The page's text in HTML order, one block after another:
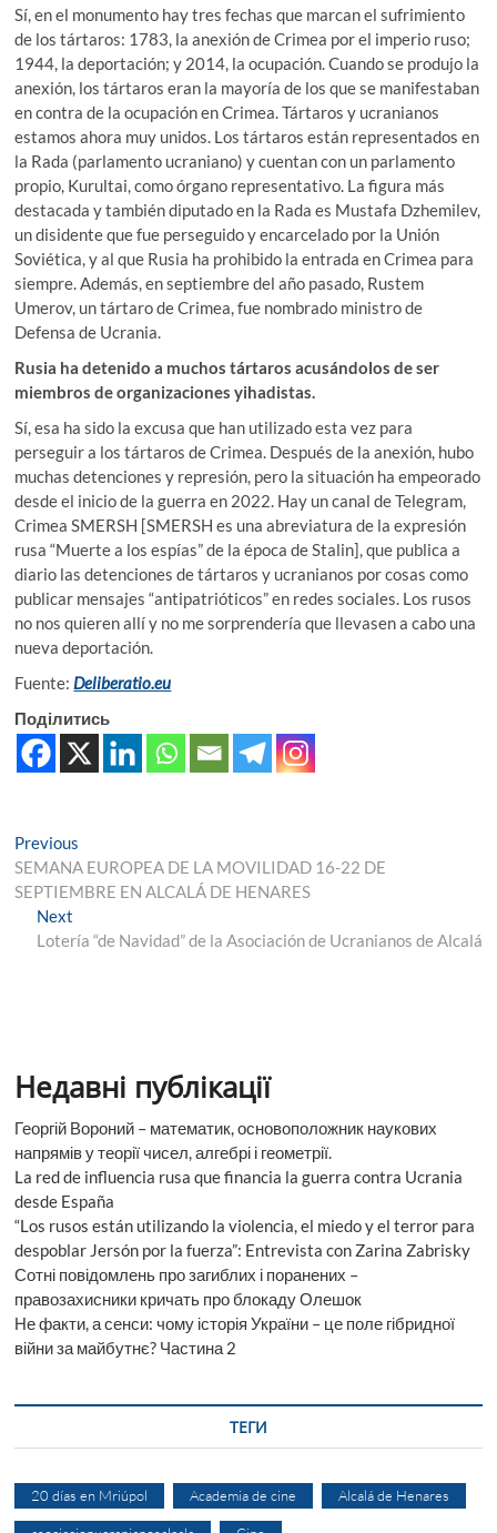
Sí, en el monumento hay tres fechas que marcan el sufrimiento
de los tártaros: 1783, la anexión de Crimea por el imperio ruso;
1944, la deportación; y 2014, la ocupación. Cuando se produjo la
anexión, los tártaros eran la mayoría de los que se manifestaban
en contra de la ocupación en Crimea. Tártaros y ucranianos
estamos ahora muy unidos. Los tártaros están representados en
la Rada (parlamento ucraniano) y cuentan con un parlamento
propio, Kurultai, como órgano representativo. La figura más
destacada y también diputado en la Rada es Mustafa Dzhemilev,
un disidente que fue perseguido y encarcelado por la Unión
Soviética, y al que Rusia ha prohibido la entrada en Crimea para
siempre. Además, en septiembre del año pasado, Rustem
Umerov, un tártaro de Crimea, fue nombrado ministro de
Defensa de Ucrania.
Rusia ha detenido a muchos tártaros acusándolos de ser
miembros de organizaciones yihadistas.
Sí, esa ha sido la excusa que han utilizado esta vez para
perseguir a los tártaros de Crimea. Después de la anexión, hubo
muchas detenciones y represión, pero la situación ha empeorado
desde el inicio de la guerra en 2022. Hay un canal de Telegram,
Crimea SMERSH [SMERSH es una abreviatura de la expresión
rusa “Muerte a los espías” de la época de Stalin], que publica a
diario las detenciones de tártaros y ucranianos por cosas como
publicar mensajes “antipatrióticos” en redes sociales. Los rusos
no nos quieren allí y no me sorprendería que llevasen a cabo una
nueva deportación.
Fuente:Deliberatio.eu
Поділитись
Навігація
записів
Previous
post:
SEMANA EUROPEA DE LA MOVILIDAD 16-22 DE
SEPTIEMBRE EN ALCALÁ DE HENARES
NextNext
post:
Lotería “de Navidad” de la Asociación de Ucranianos de Alcalá
Недавні публікації
Георгій Вороний – математик, основоположник наукових
напрямів у теорії чисел, алгебрі і геометрії.
La red de influencia rusa que financia la guerra contra Ucrania
desde España
“Los rusos están utilizando la violencia, el miedo y el terror para
despoblar Jersón por la fuerza”: Entrevista con Zarina Zabrisky
Сотні повідомлень про загиблих і поранених –
правозахисники кричать про блокаду Олешок
Не факти, а сенси: чому історія України – це поле гібридної
війни за майбутнє? Частина 2
ТЕГИ
20 días en Mriúpol Academia de cine Alcalá de Henares